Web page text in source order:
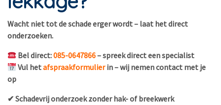
Wacht niet tot de schade erger wordt – laat het direct
onderzoeken.
Bel direct:085-0647866– spreek direct een specialist
Vul hetafspraakformulierin – wij nemen contact met je
op
✔ Schadevrij onderzoek zonder hak- of breekwerk